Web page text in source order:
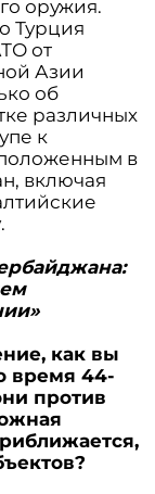
оружия.
Турция
от
Азии
об
различных
к
в
включая
как вы
время 44-
против